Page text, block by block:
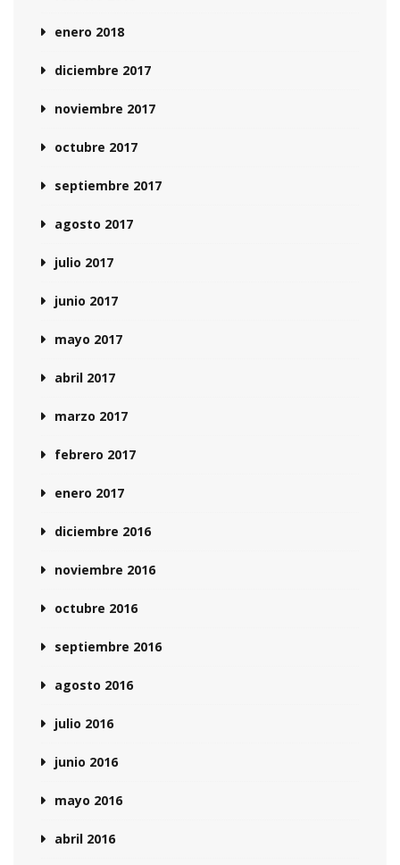
enero 2018
diciembre 2017
noviembre 2017
octubre 2017
septiembre 2017
agosto 2017
julio 2017
junio 2017
mayo 2017
abril 2017
marzo 2017
febrero 2017
enero 2017
diciembre 2016
noviembre 2016
octubre 2016
septiembre 2016
agosto 2016
julio 2016
junio 2016
mayo 2016
abril 2016